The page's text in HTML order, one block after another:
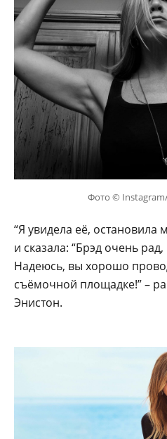
Фото ©
“Я увидела её, остановила
и сказала: “Брэд очень
Надеюсь, вы хорошо
съёмочной площадке!” –
Энистон.